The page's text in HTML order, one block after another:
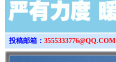
投稿邮箱： 3555333776@QQ.COM